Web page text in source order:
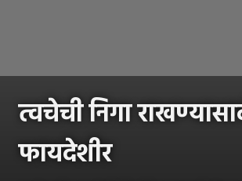
त्वचेची निगा
फायदेशीर